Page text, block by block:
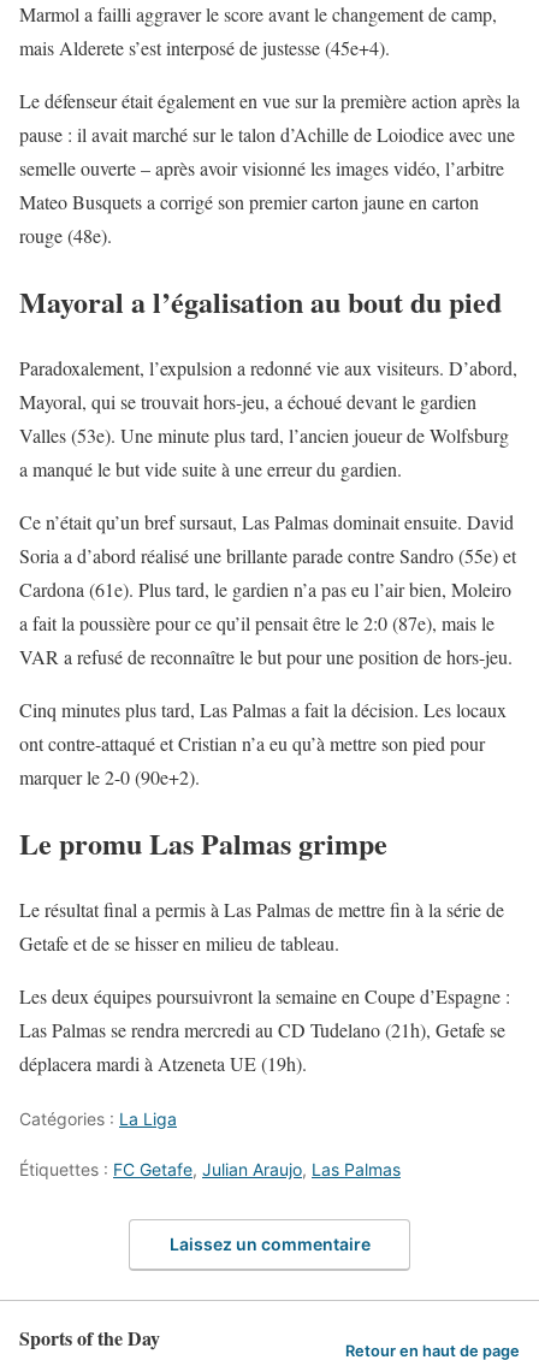
Marmol a failli aggraver le score avant le changement de camp,
mais Alderete s’est interposé de justesse (45e+4).
Le défenseur était également en vue sur la première action après la
pause : il avait marché sur le talon d’Achille de Loiodice avec une
semelle ouverte – après avoir visionné les images vidéo, l’arbitre
Mateo Busquets a corrigé son premier carton jaune en carton
rouge (48e).
Mayoral a l’égalisation au bout du pied
Paradoxalement, l’expulsion a redonné vie aux visiteurs. D’abord,
Mayoral, qui se trouvait hors-jeu, a échoué devant le gardien
Valles (53e). Une minute plus tard, l’ancien joueur de Wolfsburg
a manqué le but vide suite à une erreur du gardien.
Ce n’était qu’un bref sursaut, Las Palmas dominait ensuite. David
Soria a d’abord réalisé une brillante parade contre Sandro (55e) et
Cardona (61e). Plus tard, le gardien n’a pas eu l’air bien, Moleiro
a fait la poussière pour ce qu’il pensait être le 2:0 (87e), mais le
VAR a refusé de reconnaître le but pour une position de hors-jeu.
Cinq minutes plus tard, Las Palmas a fait la décision. Les locaux
ont contre-attaqué et Cristian n’a eu qu’à mettre son pied pour
marquer le 2-0 (90e+2).
Le promu Las Palmas grimpe
Le résultat final a permis à Las Palmas de mettre fin à la série de
Getafe et de se hisser en milieu de tableau.
Les deux équipes poursuivront la semaine en Coupe d’Espagne :
Las Palmas se rendra mercredi au CD Tudelano (21h), Getafe se
déplacera mardi à Atzeneta UE (19h).
Catégories : La Liga
Étiquettes : FC Getafe, Julian Araujo, Las Palmas
Laissez un commentaire
Sports of the Day Retour en haut de page